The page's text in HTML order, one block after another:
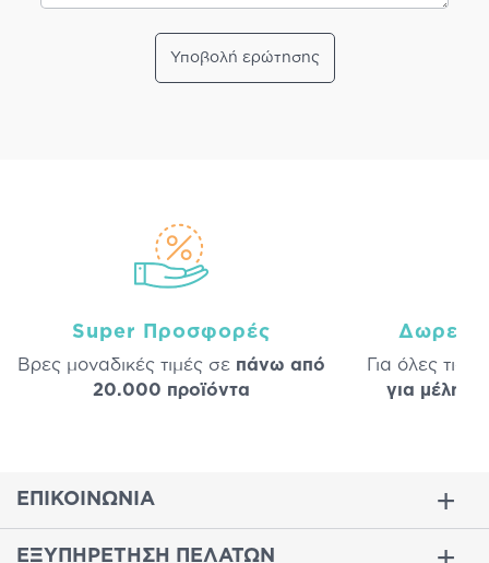
Υποβολή ερώτησης
Super Προσφορές
Βρες μοναδικές τιμές σε πάνω από
20.000 προϊόντα
Δωρεάν
Για όλες τις
για μέλη
ΕΠΙΚΟΙΝΩΝΙΑ
ΕΞΥΠΗΡΕΤΗΣΗ ΠΕΛΑΤΩΝ